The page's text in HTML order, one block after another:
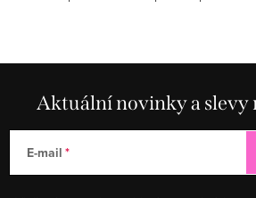
Aktuální novinky a slevy
E-mail